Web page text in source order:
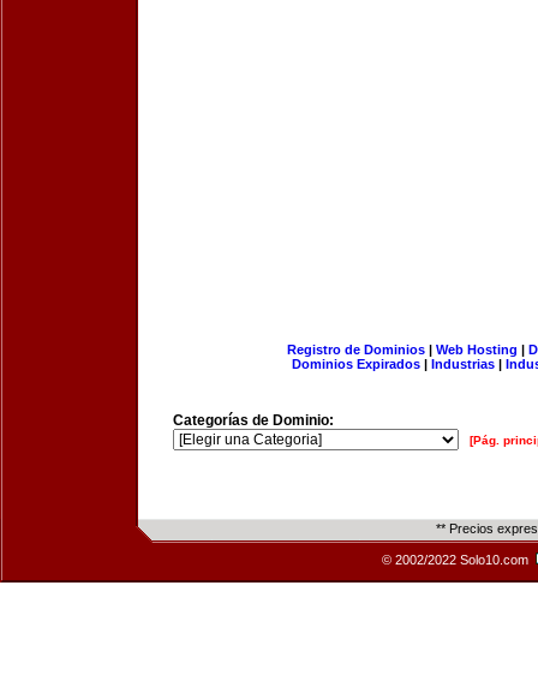
Registro de Dominios| Web Hosting |
Dominios Expirados | Industrias |
Categorías de Dominio:
[Pág.
** Precios
© 2002/2022 Solo10.com